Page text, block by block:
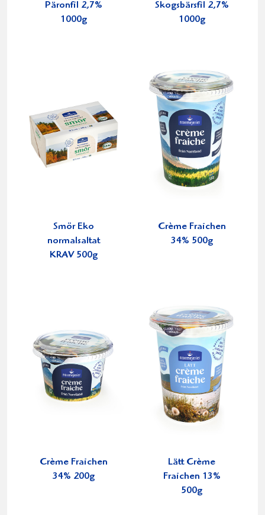
Päronfil 2,7%
1000g
Skogsbärsfil 2,7%
1000g
Smör Eko
normalsaltat
KRAV 500g
Crème Fraichen
34% 500g
Crème Fraichen
34% 200g
Lätt Crème
Fraichen 13%
500g